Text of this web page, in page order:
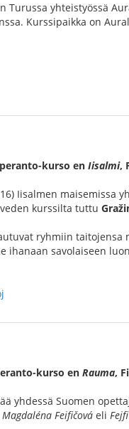
yhteistyössä
Kurssipaikka on
kurso en Iisalmi,
Iisalmen maisemissa
kurssilta tuttu
ryhmiin taitojensa
ihanaan savolaiseen
kurso en Rauma,
yhdessä Suomen
Magdaléna Feifičová eli Fejfi